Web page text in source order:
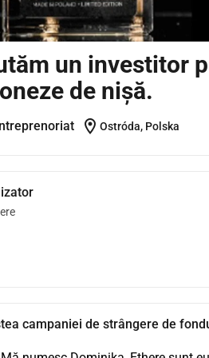
un investitor
de nișă.
location_on Ostróda, Polska
campaniei de strângere de